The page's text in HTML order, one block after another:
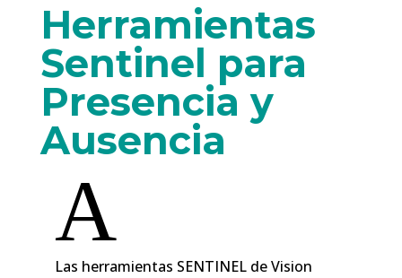
Herramientas
Sentinel para
Presencia y
Ausencia
A
Las herramientas SENTINEL de Vision